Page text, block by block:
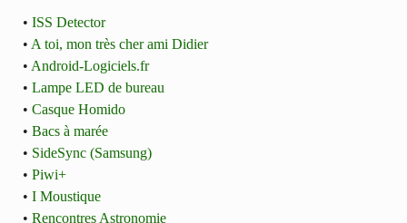
• ISS Detector
• A toi, mon très cher ami Didier
• Android-Logiciels.fr
• Lampe LED de bureau
• Casque Homido
• Bacs à marée
• SideSync (Samsung)
• Piwi+
• I Moustique
• Rencontres Astronomie